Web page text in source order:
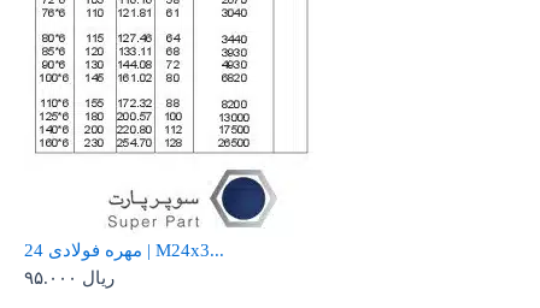
مهره فولادی 24 | M24x3...
۹۵.۰۰۰ ریال